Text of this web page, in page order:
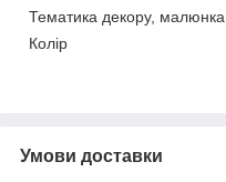
Тематика декору, малюнка
Колір
Умови доставки